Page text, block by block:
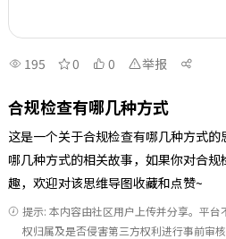
195 0 0 举报
合规检查有哪几种方式
这是一个关于合规检查有哪几种方式
哪几种方式的相关故事，如果你对合
趣，欢迎对该思维导图收藏和点赞~
提示: 本内容由社区用户上传并分享。平
权归属及是否侵害第三方权利进行事前审